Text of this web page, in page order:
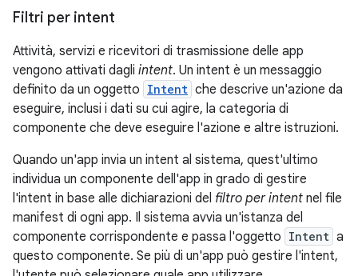
Filtri per intent
Attività, servizi e ricevitori di trasmissione delle app
vengono attivati dagli intent. Un intent è un messaggio
definito da un oggetto Intent che descrive un'azione da
eseguire, inclusi i dati su cui agire, la categoria di
componente che deve eseguire l'azione e altre istruzioni.
Quando un'app invia un intent al sistema, quest'ultimo
individua un componente dell'app in grado di gestire
l'intent in base alle dichiarazioni del filtro per intent nel file
manifest di ogni app. Il sistema avvia un'istanza del
componente corrispondente e passa l'oggetto Intent a
questo componente. Se più di un'app può gestire l'intent,